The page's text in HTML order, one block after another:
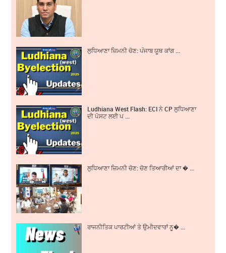
ਲੁਧਿਆਣਾ ਜ਼ਿਮਨੀ ਚੋਣ: ਪੰਜਾਬ ਯੂਥ ਕਾਂਗ ...
Ludhiana West Flash: ECI ਨੇ CP ਲੁਧਿਆਣਾ
ਦੀ ਪੋਸਟ ਲਈ ਪ ...
ਲੁਧਿਆਣਾ ਜ਼ਿਮਨੀ ਚੋਣ: ਚੋਣ ਤਿਆਰੀਆਂ ਦਾ � ...
ਰਾਜਨੀਤਿਕ ਪਾਰਟੀਆਂ ਤੇ ਉਮੀਦਵਾਰਾਂ ਨੂ� ...